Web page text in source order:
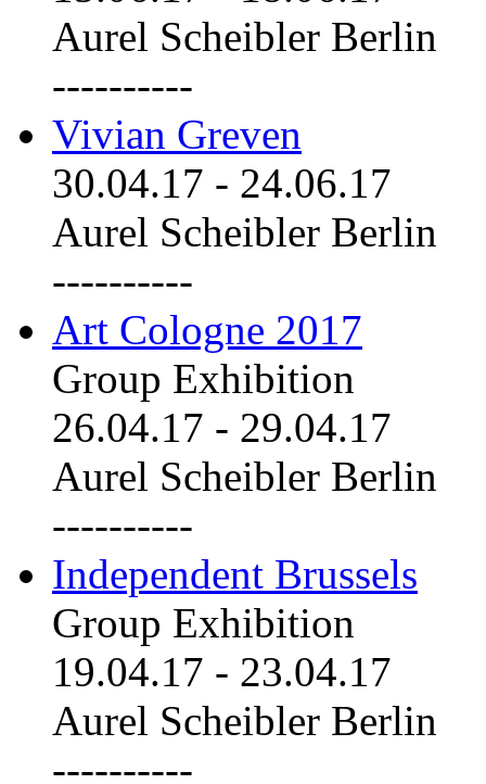
Aurel Scheibler Berlin
----------
Vivian Greven
30.04.17 - 24.06.17
Aurel Scheibler Berlin
----------
Art Cologne 2017
Group Exhibition
26.04.17 - 29.04.17
Aurel Scheibler Berlin
----------
Independent Brussels
Group Exhibition
19.04.17 - 23.04.17
Aurel Scheibler Berlin
----------